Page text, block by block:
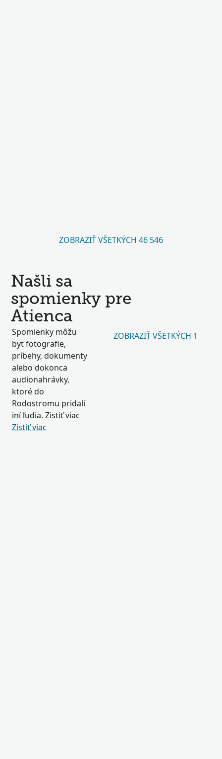
ZOBRAZIŤ VŠETKÝCH 46 546
Našli sa
spomienky pre
Atienca
Spomienky môžu
byť fotografie,
príbehy, dokumenty
alebo dokonca
audionahrávky,
ktoré do
Rodostromu pridali
iní ľudia. Zistiť viac
Zistiť viac
ZOBRAZIŤ VŠETKÝCH 1